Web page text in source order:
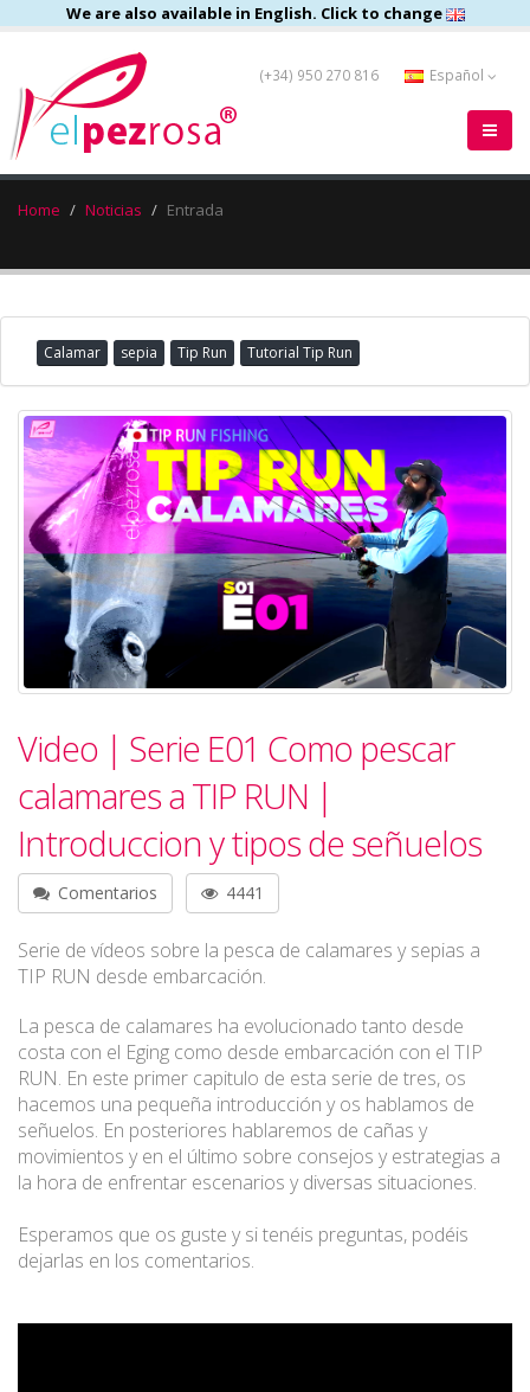
We are also available in English. Click to change
(+34) 950 270 816 Español
Home Noticias Entrada
Calamar sepia Tip Run Tutorial Tip Run
Video | Serie E01 Como pescar
calamares a TIP RUN |
Introduccion y tipos de señuelos
Comentarios 4441
Serie de vídeos sobre la pesca de calamares y sepias a
TIP RUN desde embarcación.
La pesca de calamares ha evolucionado tanto desde
costa con el Eging como desde embarcación con el TIP
RUN. En este primer capitulo de esta serie de tres, os
hacemos una pequeña introducción y os hablamos de
señuelos. En posteriores hablaremos de cañas y
movimientos y en el último sobre consejos y estrategias a
la hora de enfrentar escenarios y diversas situaciones.
Esperamos que os guste y si tenéis preguntas, podéis
dejarlas en los comentarios.